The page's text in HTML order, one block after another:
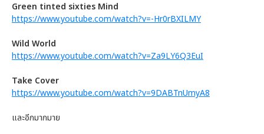
Green tinted sixties Mind
https://www.youtube.com/watch?v=-Hr0rBXILMY
Wild World
https://www.youtube.com/watch?v=Za9LY6Q3EuI
Take Cover
https://www.youtube.com/watch?v=9DABTnUmyA8
และอีกมากมาย